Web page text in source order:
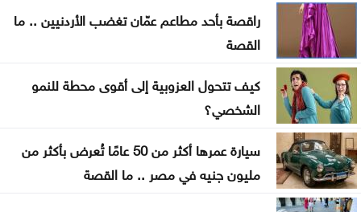
توقيع اتفاقية دفاع بين السعودية وتركيا وباكستان
الجامعة العربية تدين الهجمات على السعودية واليمن
تواصل فعاليات مهرجان صيف الأردن الجمعة
راقصة بأحد مطاعم عمّان تغضب الأردنيين .. ما
القصة
كيف تتحول العزوبية إلى أقوى محطة للنمو
الشخصي؟
سيارة عمرها أكثر من 50 عامًا تُعرض بأكثر من
مليون جنيه في مصر .. ما القصة